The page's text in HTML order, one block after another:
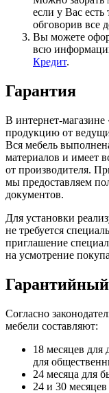
если у Вас
обговорив все
Вы можете
всю
Кредит.
Гарантия
В интернет-магазине
продукцию от
Вся мебель
материалов и имеет
от производителя.
мы предоставляем
документов.
Для установки
не требуется
приглашение
на усмотрение
Согласно
мебели составляют:
18 месяцев для
для
24 месяца для
24 и 30